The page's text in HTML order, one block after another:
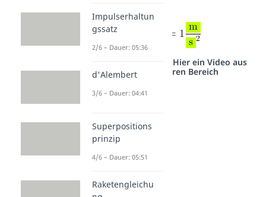
Studyflix vernetzt: Hier ein Video aus
einem anderen Bereich
Impulserhaltun
gssatz
2/6 – Dauer: 05:36
d'Alembert
3/6 – Dauer: 04:41
Superpositions
prinzip
4/6 – Dauer: 05:51
Raketengleichu